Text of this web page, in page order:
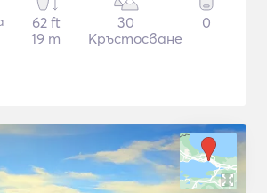
62 ft
19 m
30
Кръстосване
0